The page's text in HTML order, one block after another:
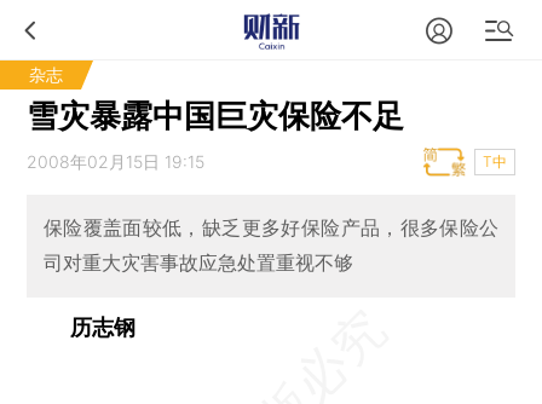
杂志
雪灾暴露中国巨灾保险不足
2008年02月15日 19:15 T中
保险覆盖面较低，缺乏更多好保险产品，很多保险公
司对重大灾害事故应急处置重视不够
历志钢